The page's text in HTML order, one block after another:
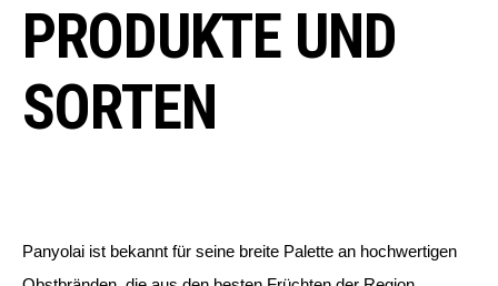
PRODUKTE UND
SORTEN
Panyolai ist bekannt für seine breite Palette an hochwertigen